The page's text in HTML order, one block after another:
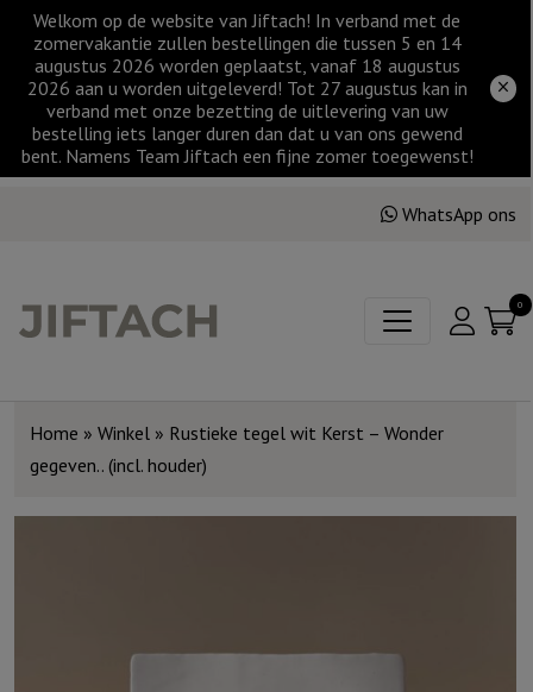
Welkom op de website van Jiftach! In verband met de
zomervakantie zullen bestellingen die tussen 5 en 14
augustus 2026 worden geplaatst, vanaf 18 augustus
2026 aan u worden uitgeleverd! Tot 27 augustus kan in
verband met onze bezetting de uitlevering van uw
bestelling iets langer duren dan dat u van ons gewend
bent. Namens Team Jiftach een fijne zomer toegewenst!
WhatsApp ons
0
Home » Winkel » Rustieke tegel wit Kerst – Wonder
gegeven.. (incl. houder)